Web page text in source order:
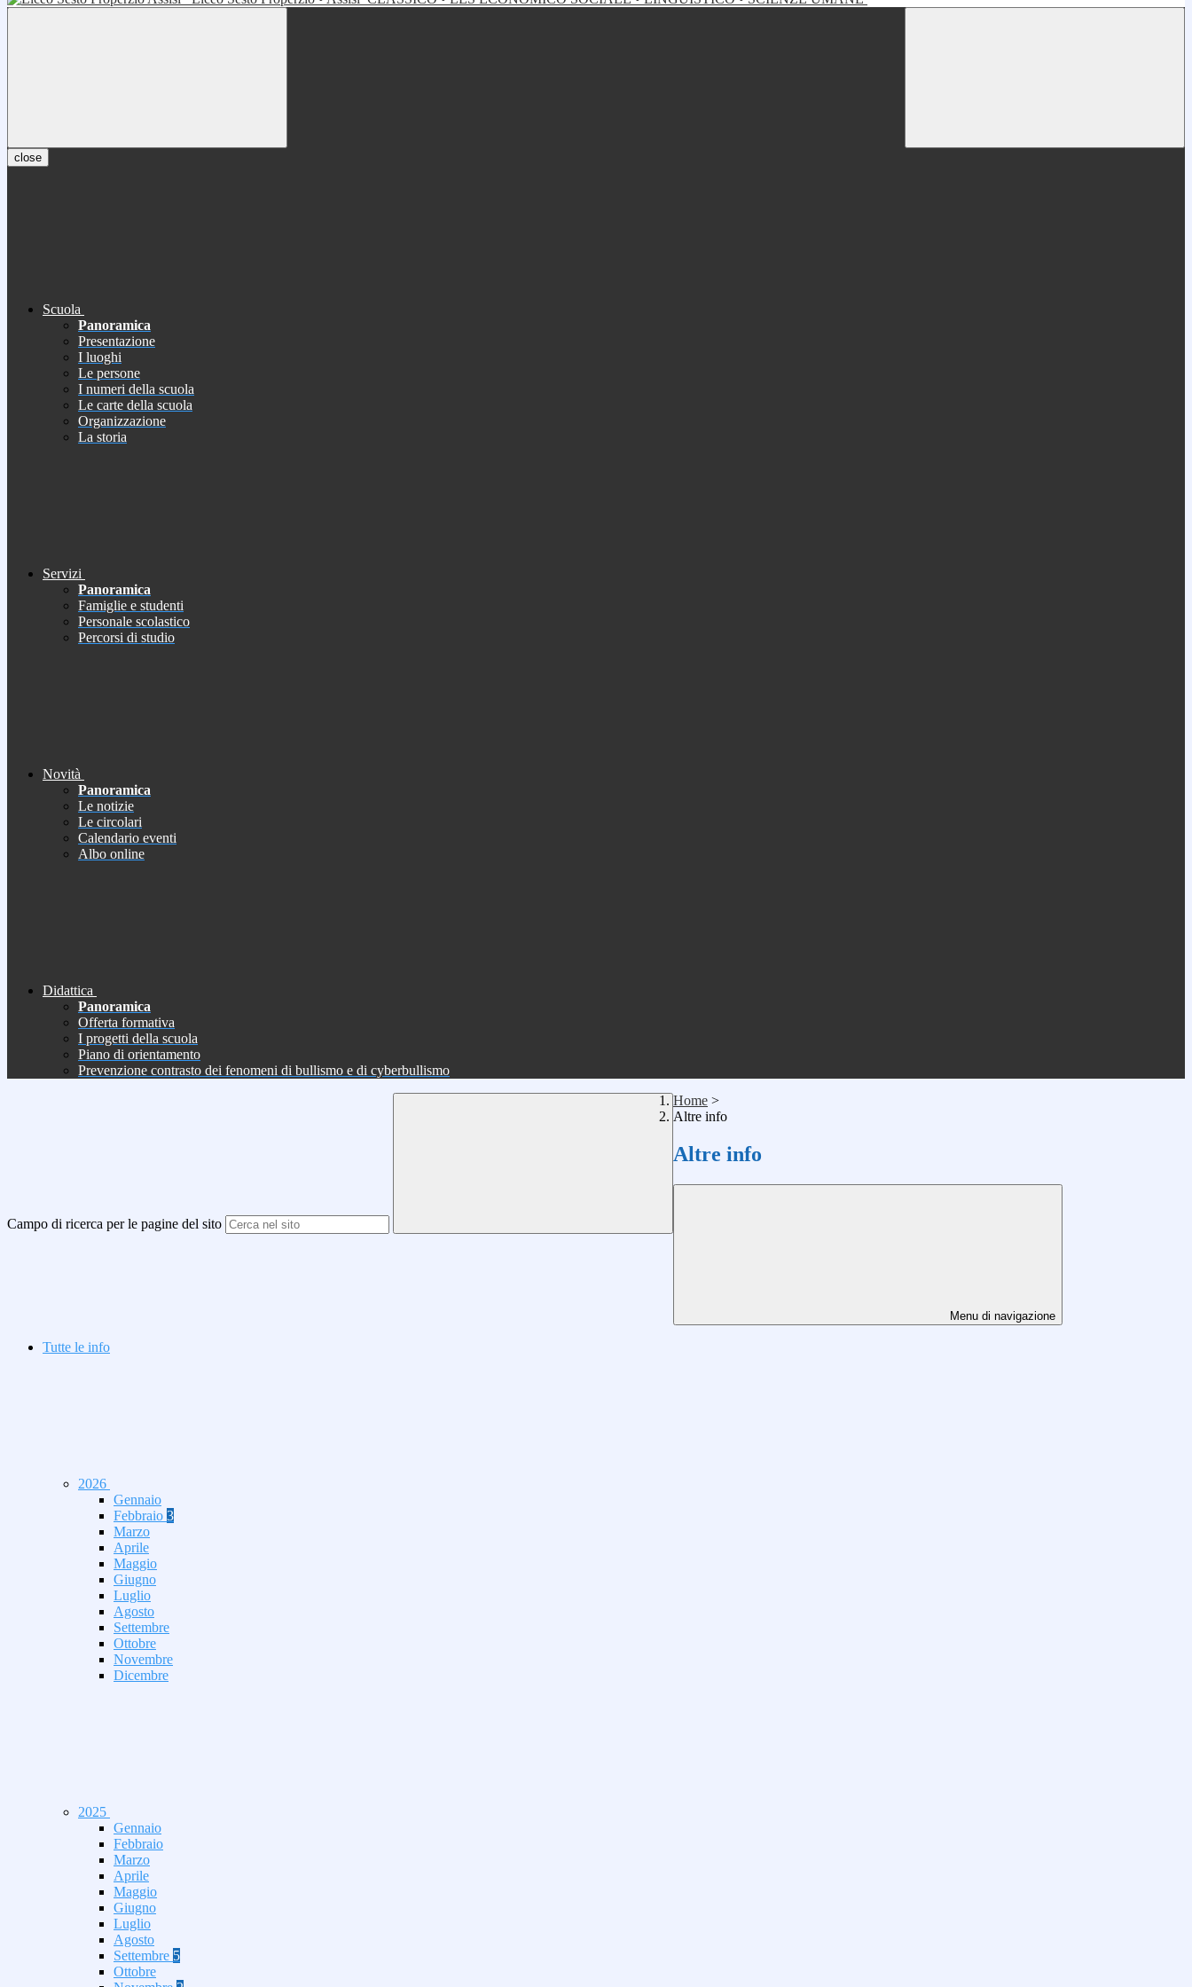
close
Scuola
Panoramica
Presentazione
I luoghi
Le persone
I numeri della scuola
Le carte della scuola
Organizzazione
La storia
Servizi
Panoramica
Famiglie e studenti
Personale scolastico
Percorsi di studio
Novità
Panoramica
Le notizie
Le circolari
Calendario eventi
Albo online
Didattica
Panoramica
Offerta formativa
I progetti della scuola
Piano di orientamento
Prevenzione contrasto dei fenomeni di bullismo e di cyberbullismo
Campo di ricerca per le pagine del sito
Home >
Altre info
Altre info
Menu di navigazione
Tutte le info
2026
Gennaio
Febbraio 3
Marzo
Aprile
Maggio
Giugno
Luglio
Agosto
Settembre
Ottobre
Novembre
Dicembre
2025
Gennaio
Febbraio
Marzo
Aprile
Maggio
Giugno
Luglio
Agosto
Settembre 5
Ottobre